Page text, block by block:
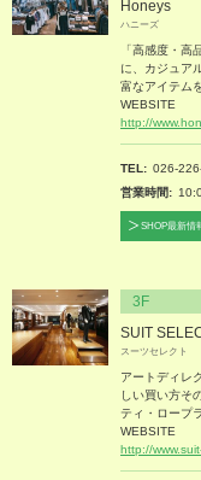
Honeys
ハニーズ
「高感度・高
に、カジュア
富なアイテム
WEBSITE
http://
TEL
026-
営業時間
SHOP最新情
3F
SUIT
スーツセレクト
アートディレ
しい買い方そ
ティ・ロープ
WEBSITE
http://